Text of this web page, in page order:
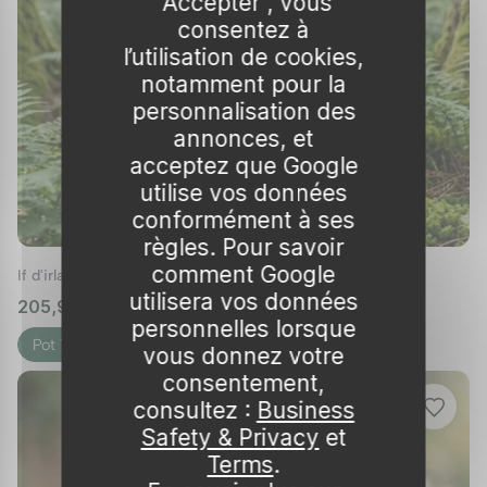
En raison de sa longévité, l'if peut devenir un
élément clé dans votre aménagement,
contribuant à créer un écosystème stable et
durable. Son feuillage dense offre également
un abri contre les intempéries pour de
nombreuses petites créatures.
Conseils de plantation et d'entretien
Emplacement :Choisir un endroit ensoleillé
à mi-ombre.
Préférer un sol bien drainé et
légèrement acide.
Arrosage :Maintenir une humidité
constante les premières années.
Tailler annuellement pour maintenir
If d'irlande 'Fastigiata'
205,99 € 🌱 en stock
Pot 12L
consentez à
l’utilisation de cookies,
notamment pour la
personnalisation des
annonces, et
acceptez que Google
utilise vos données
conformément à ses
règles. Pour savoir
comment Google
utilisera vos données
personnelles lorsque
vous donnez votre
consentement,
consultez : Business
Safety & Privacy et
Terms.